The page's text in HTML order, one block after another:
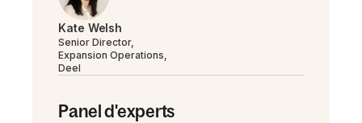
Kate Welsh
Senior Director,
Expansion Operations,
Deel
Panel d'experts